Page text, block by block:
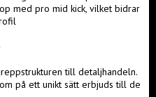
med pro mid kick, vilket bidrar
till detaljhandeln.
på ett unikt sätt erbjuds till de